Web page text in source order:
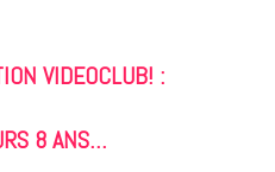
VIDEOCLUB! :
8 ANS…